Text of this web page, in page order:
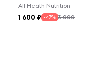
All Heath Nutrition
1 600 -47% 3 000